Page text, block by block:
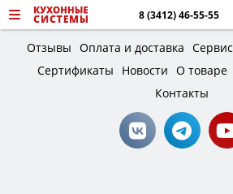
8 (3412) 46-55-55
Отзывы Оплата и доставка
Сертификаты
Новости О товаре
Контакты